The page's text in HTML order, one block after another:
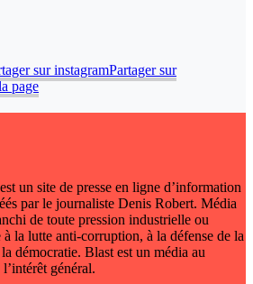
sur instagramPartager sur
page
un site de presse en ligne d’information
par le journaliste Denis Robert. Média
de toute pression industrielle ou
la lutte anti-corruption, à la défense de la
démocratie. Blast est un média au
général.